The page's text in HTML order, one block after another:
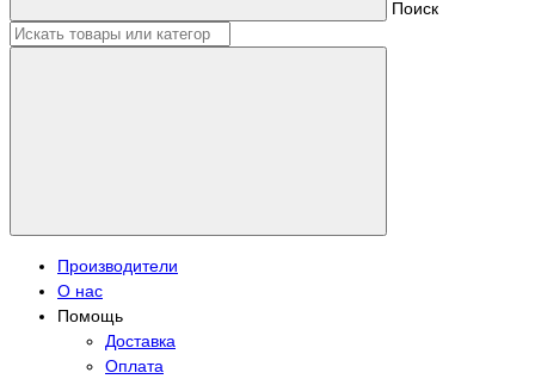
Поиск
Производители
О нас
Помощь
Доставка
Оплата